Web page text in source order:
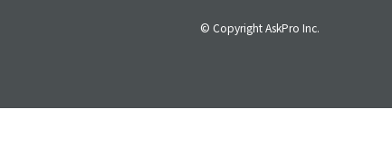
© Copyright AskPro Inc.